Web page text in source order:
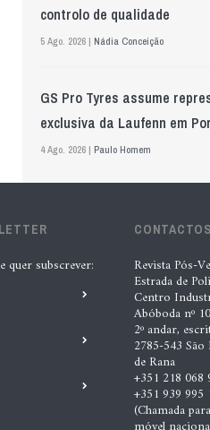
controlo de qualidade
5 Ago. 2026 | Nádia Conceição
GS Pro Tyres assume
exclusiva da Laufenn em
4 Ago. 2026 | Paulo Homem
lubrificantes, serviços e
na Automechanika
Nádia Conceição
“A INDASA procura ajudar
clientes a identificar
de melhoria ao longo de
processo de reparação””,
quer subscrever:
CONTACTOS
Revista Pós-
Estrada de
Centro
Abóboda nº
2º andar,
2785-543
de Rana
+351 218 068
+351 939 995
(Chamada